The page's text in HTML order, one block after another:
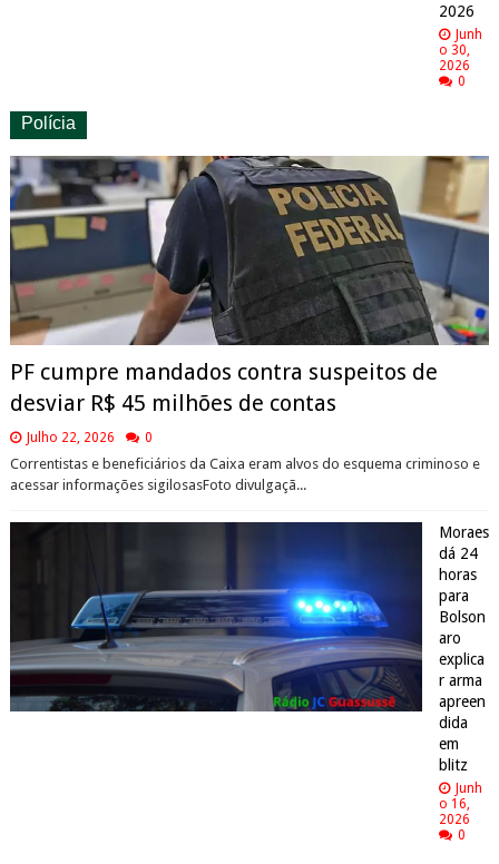
2026
Junh
o 30,
2026
0
Polícia
PF cumpre mandados contra suspeitos de
desviar R$ 45 milhões de contas
Julho 22, 2026 0
Correntistas e beneficiários da Caixa eram alvos do esquema criminoso e
acessar informações sigilosasFoto divulgaçã...
Moraes
dá 24
horas
para
Bolson
aro
explica
r arma
apreen
dida
em
blitz
Junh
o 16,
2026
0